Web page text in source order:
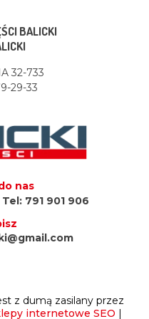
BALICKI
32-733
29-33
nas
Tel: 791 901 906
z dumą zasilany przez
internetowe SEO